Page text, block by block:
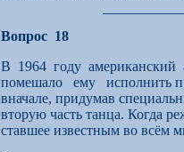
Вопрос 18
В 1964 году
помешало ему исполнить
вначале, придумав
вторую часть танца. Когда
ставшее известным во всём